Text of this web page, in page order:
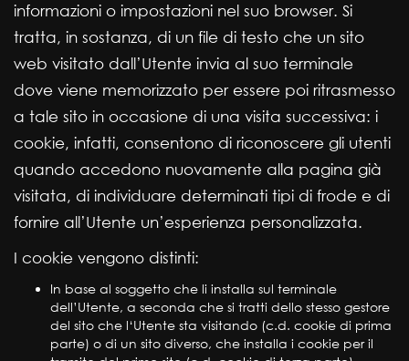
informazioni o impostazioni nel suo browser. Si
tratta, in sostanza, di un file di testo che un sito
web visitato dall’Utente invia al suo terminale
dove viene memorizzato per essere poi ritrasmesso
a tale sito in occasione di una visita successiva: i
cookie, infatti, consentono di riconoscere gli utenti
quando accedono nuovamente alla pagina già
visitata, di individuare determinati tipi di frode e di
fornire all’Utente un’esperienza personalizzata.
I cookie vengono distinti:
In base al soggetto che li installa sul terminale
dell’Utente, a seconda che si tratti dello stesso gestore
del sito che l‘Utente sta visitando (c.d. cookie di prima
parte) o di un sito diverso, che installa i cookie per il